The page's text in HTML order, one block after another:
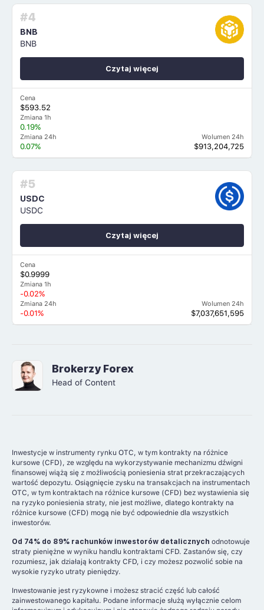
#4
BNB
BNB
Cena
$593.52
Zmiana 1h
0.19%
Zmiana 24h
0.07%
Wolumen 24h
$913,204,725
Czytaj więcej
#5
USDC
USDC
Cena
$0.9999
Zmiana 1h
-0.02%
Zmiana 24h
-0.01%
Wolumen 24h
$7,037,651,595
Czytaj więcej
Brokerzy Forex
Head of Content
Inwestycje w instrumenty rynku OTC, w tym kontrakty na różnice
kursowe (CFD), ze względu na wykorzystywanie mechanizmu dźwigni
finansowej wiążą się z możliwością poniesienia strat przekraczających
wartość depozytu. Osiągnięcie zysku na transakcjach na instrumentach
OTC, w tym kontraktach na różnice kursowe (CFD) bez wystawienia się
na ryzyko poniesienia straty, nie jest możliwe, dlatego kontrakty na
różnice kursowe (CFD) mogą nie być odpowiednie dla wszystkich
inwestorów.
Od 74% do 89% rachunków inwestorów detalicznych odnotowuje
straty pieniężne w wyniku handlu kontraktami CFD. Zastanów się, czy
rozumiesz, jak działają kontrakty CFD, i czy możesz pozwolić sobie na
wysokie ryzyko utraty pieniędzy.
Inwestowanie jest ryzykowne i możesz stracić część lub całość
zainwestowanego kapitału. Podane informacje służą wyłącznie celom